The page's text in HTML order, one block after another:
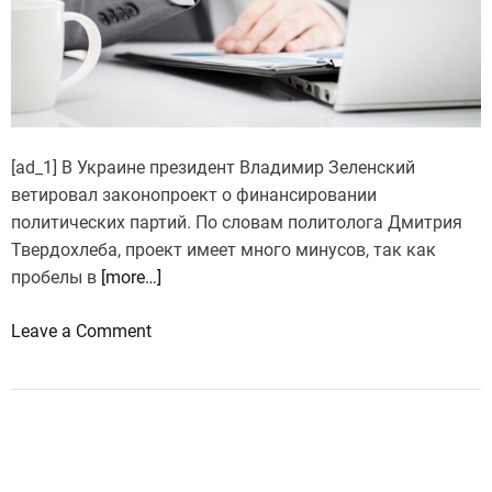
с
с
о
в
а
н
и
с
е
и
я
г
и
в
а
и
в
[ad_1] В Украине президент Владимир Зеленский
ветировал законопроект о финансировании
политических партий. По словам политолога Дмитрия
Твердохлеба, проект имеет много минусов, так как
пробелы в [more…]
Leave a Commento
М